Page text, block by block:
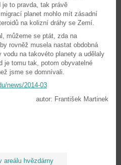
areálu hvězdárny
je to pravda, tak právě
planet mohlo mít zásadní
na kolizní dráhy se Zemí.
můžeme se ptát, zda na
rovněž musela nastat obdobná
na takovéto planety a udělaly
je tomu tak, potom obyvatelné
jsme se domnívali.
news/2014-03
autor: František Martinek